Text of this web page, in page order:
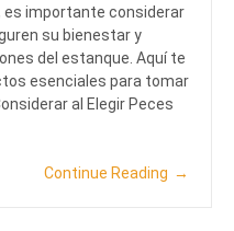
es importante considerar
su bienestar y
del estanque. Aquí te
esenciales para tomar
al Elegir Peces
Continue Reading →